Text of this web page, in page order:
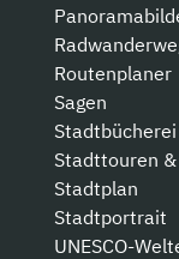
Routenplaner
Sagen
Stadtbücherei
Stadttouren
Stadtplan
Stadtportrait
UNESCO-